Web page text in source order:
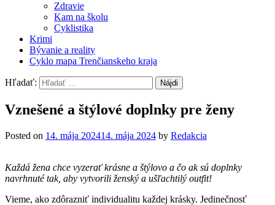
Zdravie
Kam na školu
Cyklistika
Krimi
Bývanie a reality
Cyklo mapa Trenčianskeho kraja
Hľadať:
Vznešené a štýlové doplnky pre ženy
Posted on 14. mája 202414. mája 2024 by Redakcia
Každá žena chce vyzerať krásne a štýlovo a čo ak sú doplnky
navrhnuté tak, aby vytvorili ženský a ušľachtilý outfit!
Vieme, ako zdôrazniť individualitu každej krásky. Jedinečnosť